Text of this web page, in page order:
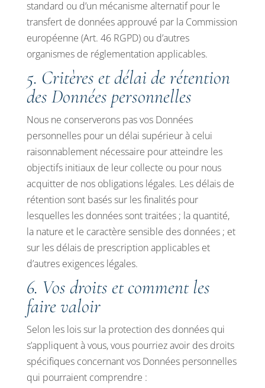
standard ou d’un mécanisme alternatif pour le
transfert de données approuvé par la Commission
européenne (Art. 46 RGPD) ou d’autres
organismes de réglementation applicables.
5. Critères et délai de rétention
des Données personnelles
Nous ne conserverons pas vos Données
personnelles pour un délai supérieur à celui
raisonnablement nécessaire pour atteindre les
objectifs initiaux de leur collecte ou pour nous
acquitter de nos obligations légales. Les délais de
rétention sont basés sur les finalités pour
lesquelles les données sont traitées ; la quantité,
la nature et le caractère sensible des données ; et
sur les délais de prescription applicables et
d’autres exigences légales.
6. Vos droits et comment les
faire valoir
Selon les lois sur la protection des données qui
s’appliquent à vous, vous pourriez avoir des droits
spécifiques concernant vos Données personnelles
qui pourraient comprendre :